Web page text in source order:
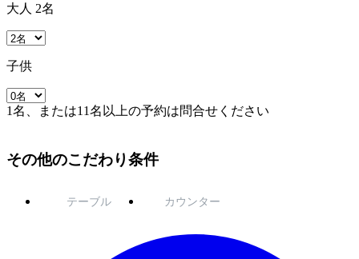
大人 2名
子供
1名、または11名以上の予約は問合せください
その他のこだわり条件
テーブル カウンター